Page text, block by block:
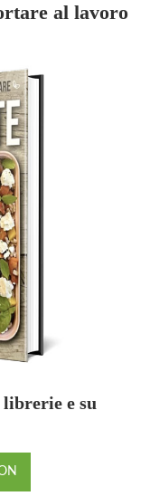
al lavoro
e su